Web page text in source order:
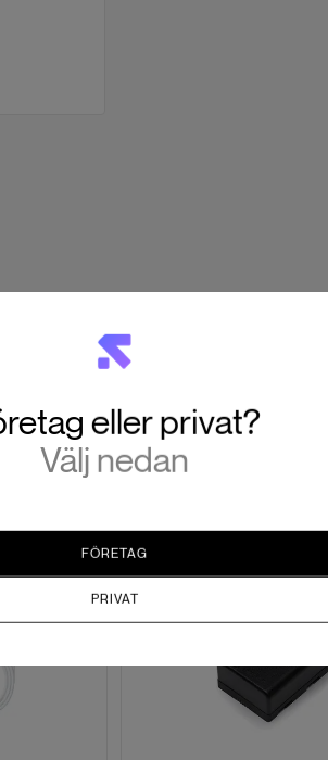
eller privat?
Välj nedan
FÖRETAG
PRIVAT